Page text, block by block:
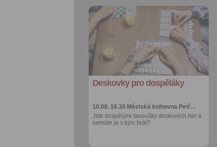
Deskovky pro dospěláky
10.08. 16.30 Městská knihovna Petř…
Jste dospělými fanoušky deskových her a
nemáte je s kým hrát?
Přidat do
oblíbených
Sdílet:
Facebook
export do
kalendáře
Více výhod pro